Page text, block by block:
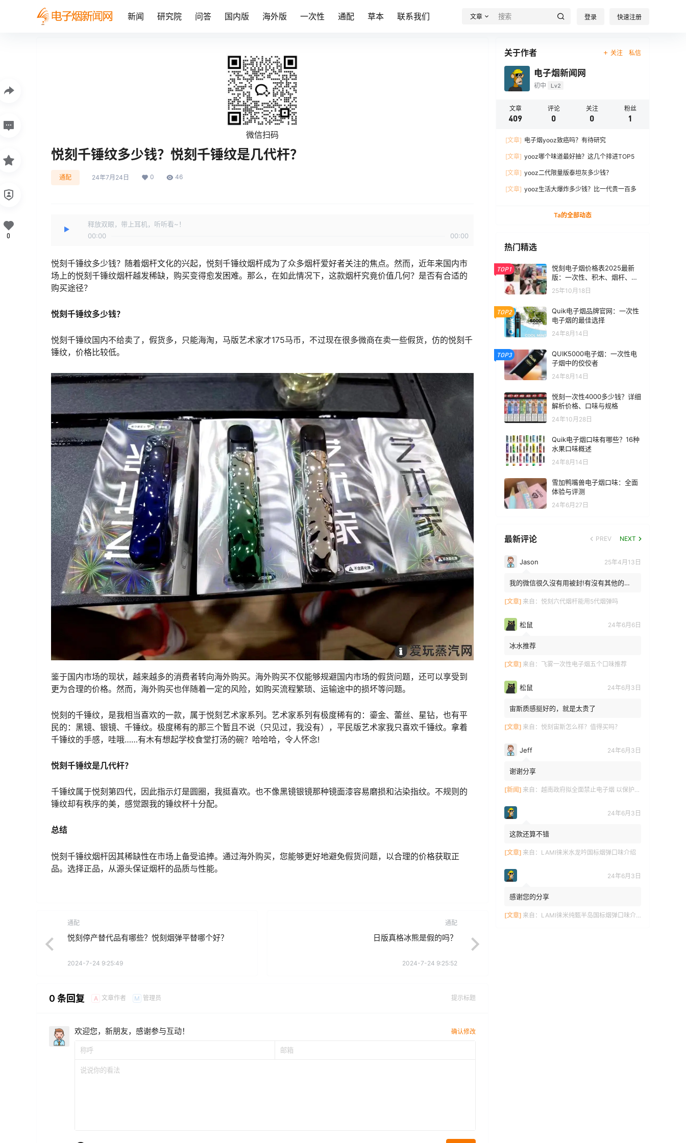
新闻 研究院 问答 国内版 海外版 一次性 通配 草本 联系我们 文章 登录 快速注册
微信扫码
悦刻千锤纹多少钱？悦刻千锤纹是几代杆？
通配 24年7月24日 0 46
释放双眼，带上耳机，听听看~！
00:00
00:00
悦刻千锤纹多少钱？随着烟杆文化的兴起，悦刻千锤纹烟杆成为了众多烟杆爱好者关注的焦点。然而，近年来国内市
场上的悦刻千锤纹烟杆越发稀缺，购买变得愈发困难。那么，在如此情况下，这款烟杆究竟价值几何？是否有合适的
购买途径？
悦刻千锤纹多少钱？
悦刻千锤纹国内不给卖了，假货多，只能海淘，马版艺术家才175马币，不过现在很多微商在卖一些假货，仿的悦刻千
锤纹，价格比较低。
鉴于国内市场的现状，越来越多的消费者转向海外购买。海外购买不仅能够规避国内市场的假货问题，还可以享受到
更为合理的价格。然而，海外购买也伴随着一定的风险，如购买流程繁琐、运输途中的损坏等问题。
悦刻的千锤纹，是我相当喜欢的一款，属于悦刻艺术家系列。艺术家系列有极度稀有的：鎏金、蕾丝、星钻，也有平
民的：黑镜、银镜、千锤纹。极度稀有的那三个暂且不说（只见过，我没有），平民版艺术家我只喜欢千锤纹。拿着
千锤纹的手感，哇哦……有木有想起学校食堂打汤的碗？哈哈哈，令人怀念!
悦刻千锤纹是几代杆？
千锤纹属于悦刻第四代，因此指示灯是圆圈，我挺喜欢。也不像黑镜银镜那种镜面漆容易磨损和沾染指纹。不规则的
锤纹却有秩序的美，感觉跟我的锤纹杯十分配。
总结
悦刻千锤纹烟杆因其稀缺性在市场上备受追捧。通过海外购买，您能够更好地避免假货问题，以合理的价格获取正
品。选择正品，从源头保证烟杆的品质与性能。
0
通配
悦刻停产替代品有哪些？悦刻烟弹平替哪个好？
2024-7-24 9:25:49
通配
日版真格冰熊是假的吗？
2024-7-24 9:25:52
0 条回复 A 文章作者 M 管理员 提示标题
欢迎您，新朋友，感谢参与互动！ 确认修改
关于作者 关注 私信
电子烟新闻网
初中 Lv2
文章
409
评论
0
关注
0
粉丝
1
[文章] 电子烟yooz致癌吗？有待研究
[文章] yooz哪个味道最好抽？这几个排进TOP5
[文章] yooz二代限量版泰坦灰多少钱？
[文章] yooz生活大爆炸多少钱？比一代贵一百多
Ta的全部动态
热门精选
TOP1
悦刻电子烟价格表2025最新
版：一次性、积木、烟杆、烟
弹全价位汇总
25年10月18日
TOP2
Quik电子烟品牌官网：一次性
电子烟的最佳选择
24年8月14日
TOP3
QUIK5000电子烟：一次性电
子烟中的佼佼者
24年8月14日
悦刻一次性4000多少钱？详细
解析价格、口味与规格
24年10月28日
Quik电子烟口味有哪些？16种
水果口味概述
24年8月14日
雪加鸭嘴兽电子烟口味：全面
体验与评测
24年6月27日
最新评论 PREV NEXT
Jason 25年4月13日
我的微信很久沒有用被封!有沒有其他的方
[文章] 来自： 悦刻六代烟杆能用5代烟弹吗
松鼠 24年6月6日
冰水推荐
[文章] 来自： 飞雾一次性电子烟五个口味推荐
松鼠 24年6月3日
宙斯质感挺好的，就是太贵了
[文章] 来自： 悦刻宙斯怎么样？值得买吗？
Jeff 24年6月3日
谢谢分享
[新闻] 来自： 越南政府拟全面禁止电子烟 以保护青少年健康
24年6月3日
这款还算不错
[文章] 来自： LAMI徕米水龙吟国标烟弹口味介绍
24年6月3日
感谢您的分享
[文章] 来自： LAMI徕米纯甄半岛国标烟弹口味介绍